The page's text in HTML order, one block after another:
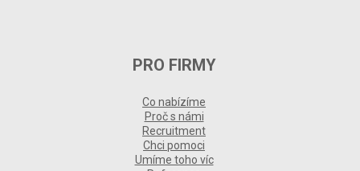
PRO FIRMY
Co nabízíme
Proč s námi
Recruitment
Chci pomoci
Umíme toho víc